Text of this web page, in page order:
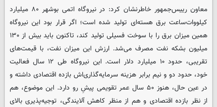
معاون رییس‌جمهور خاطرنشان کرد: در نیروگاه اتمی بوشهر ۸۰ میلیارد
کیلووات‌ساعت برق هسته‌ای تولید شده است؛ اگر قرار بود این نیروگاه
همین میزان برق را با سوخت فسیلی تولید کند، تاکنون باید بیش از ۱۳۰
میلیون بشکه نفت مصرف می‌شد. ارزش این میزان نفت، با قیمت‌های
تقریبی، حدود ۱۰ میلیارد دلار است. این نیروگاه طی ۱۲ سال فعالیت
خود، حدود دو و نیم برابر هزینه سرمایه‌گذاری‌اش بازده اقتصادی داشته و
در عین حال، هنوز ۵۰ سال عمر تقویمی پیشِ رو دارد. این موضوع، هم
از نظر بازده اقتصادی و هم از منظر کاهش آلایندگی، توجیه‌پذیری بالای